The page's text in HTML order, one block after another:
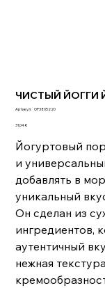
ЧИСТЫЙ ЙОГГИ
Артикул:
Артикул:
OP3805220
Цена
31,04 €
Йогуртовый
и
добавлять в
уникальный
Он сделан из
ингредиентов,
аутентичный
нежная